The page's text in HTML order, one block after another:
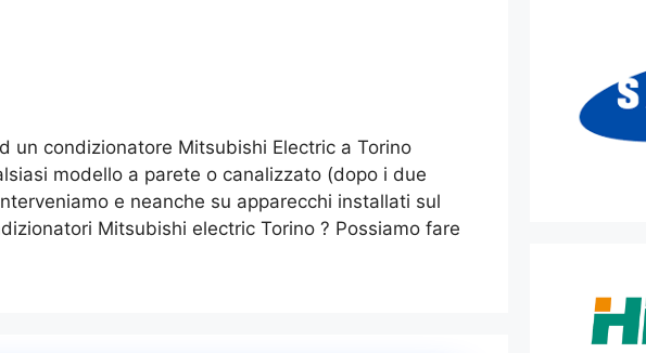
un condizionatore Mitsubishi Electric a Torino
modello a parete o canalizzato (dopo i due
e neanche su apparecchi installati sul
Mitsubishi electric Torino ? Possiamo fare